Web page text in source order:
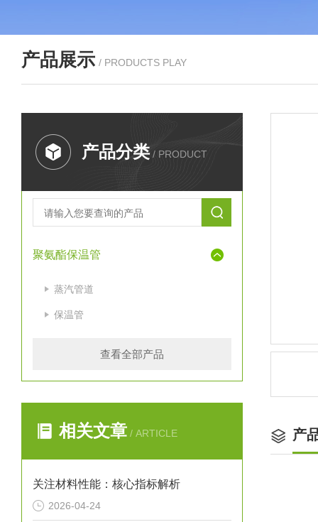
产品展示 / PRODUCTS PLAY
产品分类 / PRODUCT
聚氨酯保温管
蒸汽管道
保温管
查看全部产品
相关文章 / ARTICLE
关注材料性能：核心指标解析
2026-04-24
产